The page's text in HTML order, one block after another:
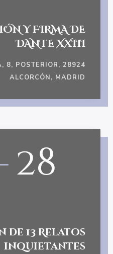
Y FIRMA DE
DANTE XXIII
8, POSTERIOR, 28924
ALCORCÓN, MADRID
28
13 Relatos
inquietantes